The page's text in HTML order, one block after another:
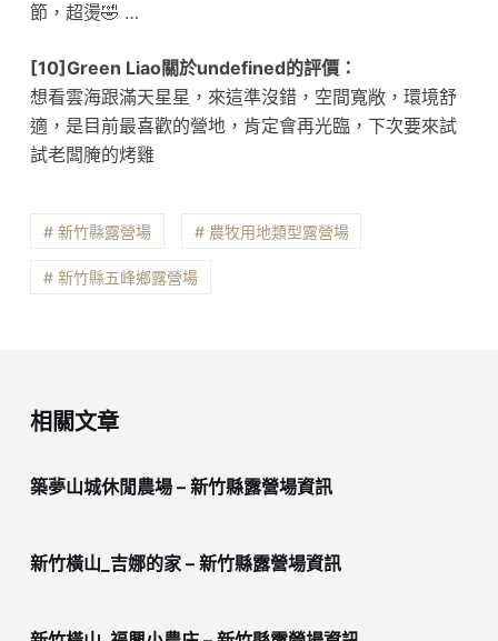
節，超燙🤣 …
[10]Green Liao關於undefined的評價：
想看雲海跟滿天星星，來這準沒錯，空間寬敞，環境舒
適，是目前最喜歡的營地，肯定會再光臨，下次要來試
試老闆腌的烤雞
# 新竹縣露營場 # 農牧用地類型露營場
# 新竹縣五峰鄉露營場
相關文章
築夢山城休閒農場 – 新竹縣露營場資訊
新竹橫山_吉娜的家 – 新竹縣露營場資訊